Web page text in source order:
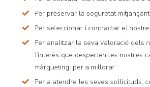
Per preservar la seguretat
Per seleccionar i contractar el
Per analitzar la seva valoració dels
l'interès que desperten les nostres
màrqueting, per a millorar
Per a atendre les seves sol·licituds,